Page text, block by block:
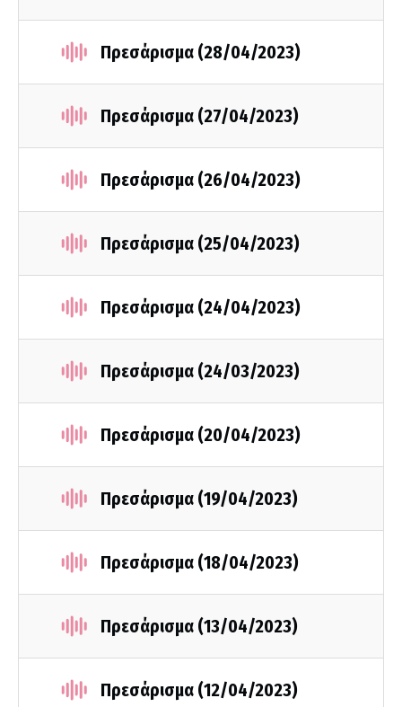
Πρεσάρισμα (28/04/2023)
Πρεσάρισμα (27/04/2023)
Πρεσάρισμα (26/04/2023)
Πρεσάρισμα (25/04/2023)
Πρεσάρισμα (24/04/2023)
Πρεσάρισμα (24/03/2023)
Πρεσάρισμα (20/04/2023)
Πρεσάρισμα (19/04/2023)
Πρεσάρισμα (18/04/2023)
Πρεσάρισμα (13/04/2023)
Πρεσάρισμα (12/04/2023)